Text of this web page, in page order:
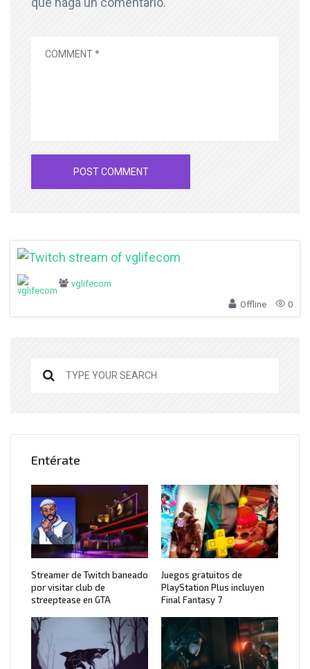
vglifecom
Offline 0
Entérate
Streamer de Twitch baneado
por visitar club de
streeptease en GTA
Juegos gratuitos de
PlayStation Plus incluyen
Final Fantasy 7